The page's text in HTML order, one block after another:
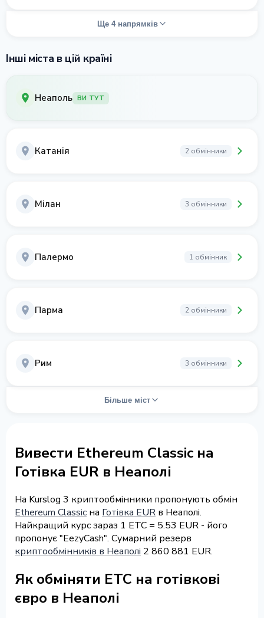
Ще 4 напрямків
Інші міста в цій країні
Неаполь ВИ ТУТ
Катанія 2 обмінники
Мілан 3 обмінники
Палермо 1 обмінник
Парма 2 обмінники
Рим 3 обмінники
Більше міст
Вивести Ethereum Classic на
Готівка EUR в Неаполі
На Kurslog 3 криптообмінники пропонують обмін
Ethereum Classic на Готівка EUR в Неаполі.
Найкращий курс зараз 1 ETC = 5.53 EUR - його
пропонує "EezyCash". Сумарний резерв
криптообмінників в Неаполі 2 860 881 EUR.
Як обміняти ETC на готівкові
євро в Неаполі